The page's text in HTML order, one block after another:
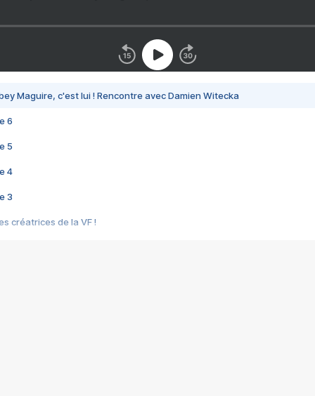
Maguire, c'est lui ! Rencontre avec Damien Witecka
6
5
4
3
créatrices de la VF !